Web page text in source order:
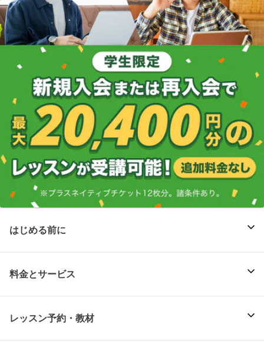
はじめる前に
料金とサービス
レッスン予約・教材